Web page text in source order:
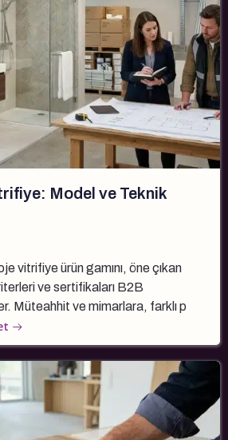
Model ve Teknik
vitrifiye ürün gamını, öne çıkan
ve sertifikaları B2B
Müteahhit ve mimarlara, farklı p